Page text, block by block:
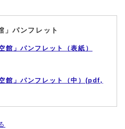
」パンフレット
館」パンフレット（表紙）
館」パンフレット（中）(pdf,